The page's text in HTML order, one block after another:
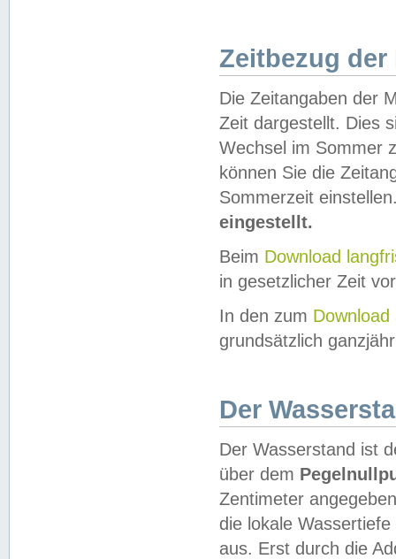
Zeitbezug der
Die Zeitangaben der
Zeit dargestellt. Dies
Wechsel im Sommer
können Sie die
Sommerzeit
eingestellt.
Beim Download
in gesetzlicher Zeit
In den zum Download
grundsätzlich
Der
Der Wasserstand ist
über dem
Zentimeter
die lokale
aus. Erst durch die